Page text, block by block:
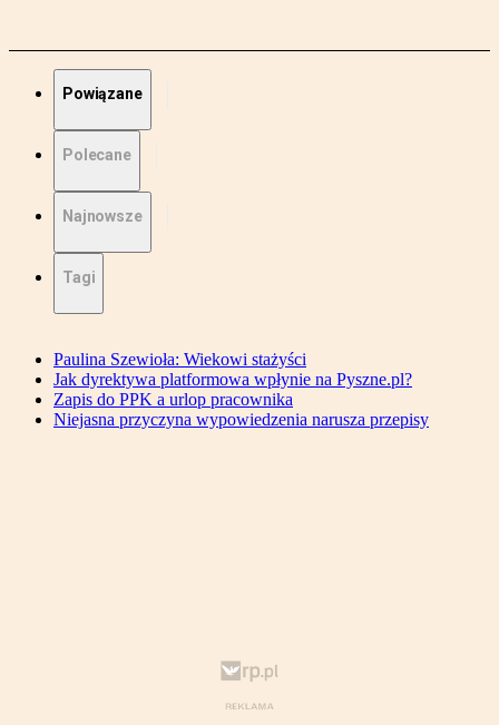
Powiązane
Polecane
Najnowsze
Tagi
Paulina Szewioła: Wiekowi stażyści
Jak dyrektywa platformowa wpłynie na Pyszne.pl?
Zapis do PPK a urlop pracownika
Niejasna przyczyna wypowiedzenia narusza przepisy